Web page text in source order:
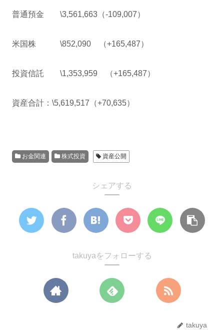
普通預金 \3,561,663（-109,007）
米国株 \852,090 （+165,487）
投資信託 \1,353,959 （+165,487）
資産合計：\5,619,517（+70,635）
お金関連 株式投資 資産公開
シェアする
takuyaをフォローする
takuya